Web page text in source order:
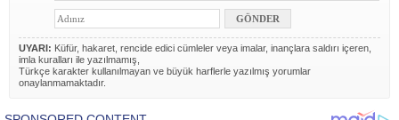
UYARI: Küfür, hakaret, rencide edici cümleler veya imalar, inançlara saldırı içeren,
imla kuralları ile yazılmamış,
Türkçe karakter kullanılmayan ve büyük harflerle yazılmış yorumlar
onaylanmamaktadır.